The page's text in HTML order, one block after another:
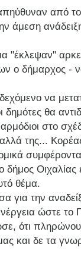
από
άμεση
"έκλεψαν"
ο δήμαρχος -
να
δημότες θα
στο
της...
Οιχαλίας
θέμα.
για την
ώστε το
ότι
και δε τα